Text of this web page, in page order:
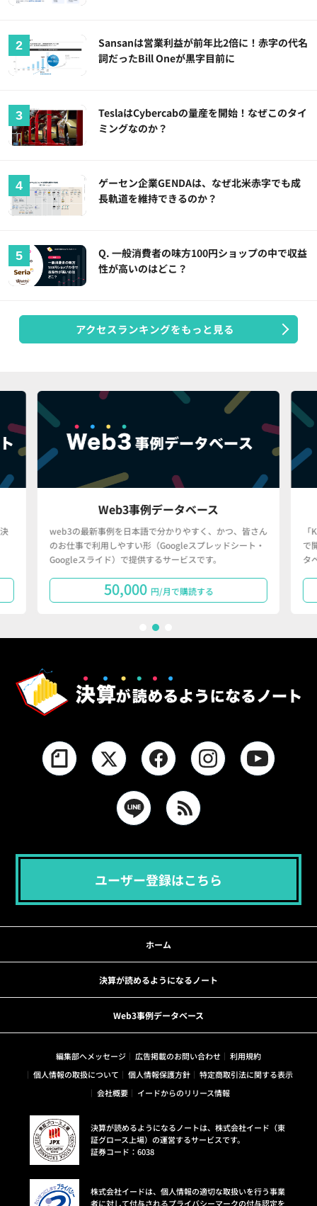
Sansanは営業利益が前年比2倍に！赤字の代名
詞だったBill Oneが黒字目前に
TeslaはCybercabの量産を開始！なぜこのタイ
ミングなのか？
ゲーセン企業GENDAは、なぜ北米赤字でも成
長軌道を維持できるのか？
Q. 一般消費者の味方100円ショップの中で収益
性が高いのはどこ？
アクセスランキングをもっと見る
Web3事例データベース
web3の最新事例を日本語で分かりやすく、かつ、皆さん
のお仕事で利用しやすい形（Googleスプレッドシート・
Googleスライド）で提供するサービスです。
50,000 円/月で購読する
で
タ
ユーザー登録はこちら
ホーム
決算が読めるようになるノート
Web3事例データベース
編集部へメッセージ 広告掲載のお問い合わせ
利用規約
個人情報の取扱について
個人情報保護方針
特定商取引法に関する表示
会社概要
イードからのリリース情報
決算が読めるようになるノートは、株式会社イード（東
証グロース上場）の運営するサービスです。
証券コード：6038
株式会社イードは、個人情報の適切な取扱いを行う事業
者に対して付与されるプライバシーマークの付与認定を